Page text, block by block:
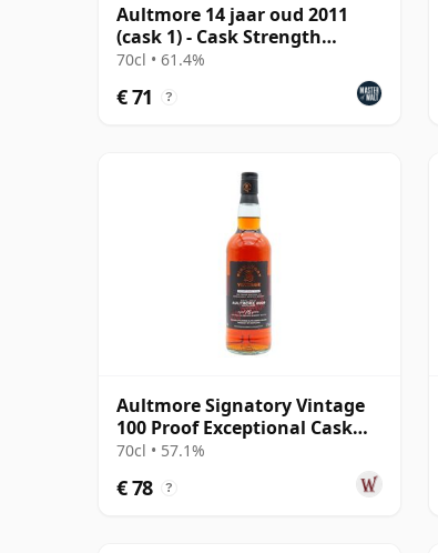
Aultmore 14 jaar oud 2011
(cask 1) - Cask Strength
Collection
70cl • 61.4%
€ 71 ?
Aultmore Signatory Vintage
100 Proof Exceptional Cask
Batch 2009 16 jaar oud
70cl • 57.1%
€ 78 ?